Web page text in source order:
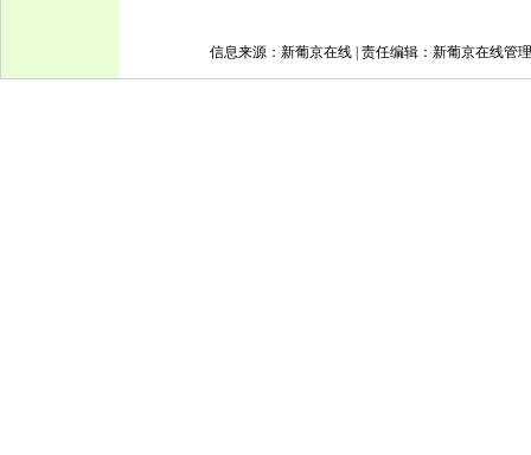
信息来源：新葡京在线 | 责任编辑：新葡京在线管